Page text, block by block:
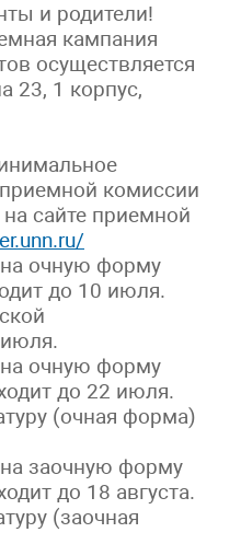
и родители!
кампания
осуществляется
23, 1 корпус,
комиссии
на сайте приемной
очную форму
до 10 июля.
очную форму
до 22 июля.
(очная форма)
заочную форму
до 18 августа.
(заочная